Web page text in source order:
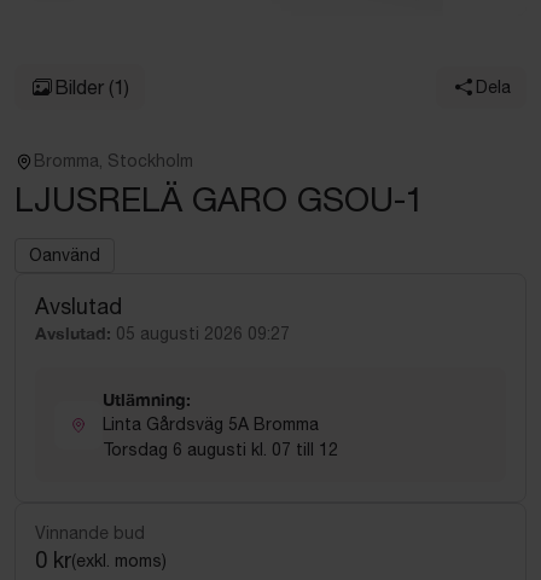
Bilder (1) Dela
Bromma, Stockholm
LJUSRELÄ GARO GSOU-1
Oanvänd
Avslutad
Avslutad: 05 augusti 2026 09:27
Utlämning:
Linta Gårdsväg 5A Bromma
Torsdag 6 augusti kl. 07 till 12
Vinnande bud
0 kr(exkl. moms)